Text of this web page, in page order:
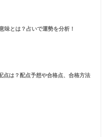
味とは？占いで運勢を分析！
点は？配点予想や合格点、合格方法